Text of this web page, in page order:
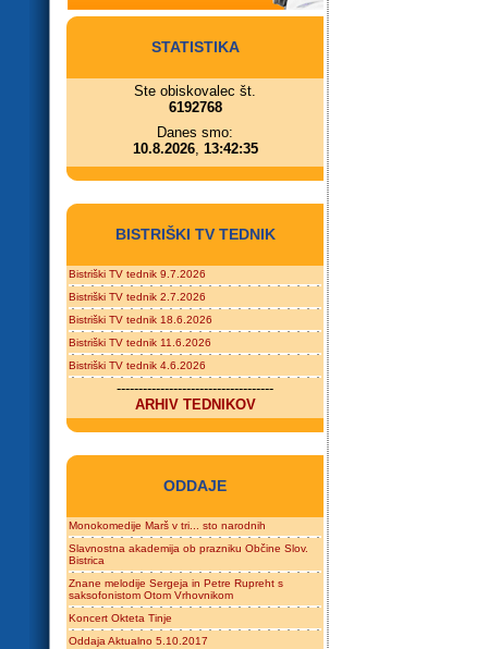
STATISTIKA
Ste obiskovalec št.
6192768
Danes smo:
10.8.2026, 13:42:35
BISTRIŠKI TV TEDNIK
Bistriški TV tednik 9.7.2026
Bistriški TV tednik 2.7.2026
Bistriški TV tednik 18.6.2026
Bistriški TV tednik 11.6.2026
Bistriški TV tednik 4.6.2026
------------------------------------
ARHIV TEDNIKOV
ODDAJE
Monokomedije Marš v tri... sto narodnih
Slavnostna akademija ob prazniku Občine Slov.
Bistrica
Znane melodije Sergeja in Petre Rupreht s
saksofonistom Otom Vrhovnikom
Koncert Okteta Tinje
Oddaja Aktualno 5.10.2017